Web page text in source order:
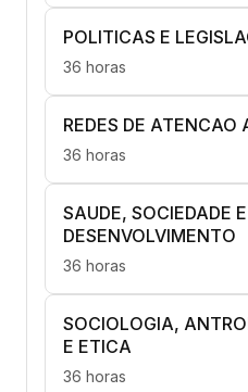
POLITICAS E
36 horas
REDES DE ATENCAO
36 horas
SAUDE, SOCIEDADE E
DESENVOLVIMENTO
36 horas
SOCIOLOGIA,
E ETICA
36 horas